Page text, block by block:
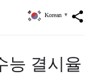
share
Korean ▼
능 결시율